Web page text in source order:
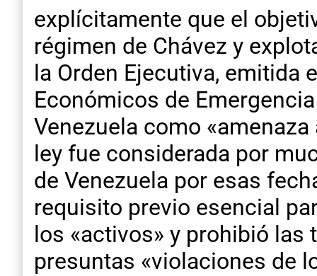
explícitamente que el
régimen de Chávez y
la Orden Ejecutiva, emitida
Económicos de
Venezuela como
ley fue considerada por
de Venezuela por esas
requisito previo esencial
los «activos» y prohibió
presuntas «violaciones de